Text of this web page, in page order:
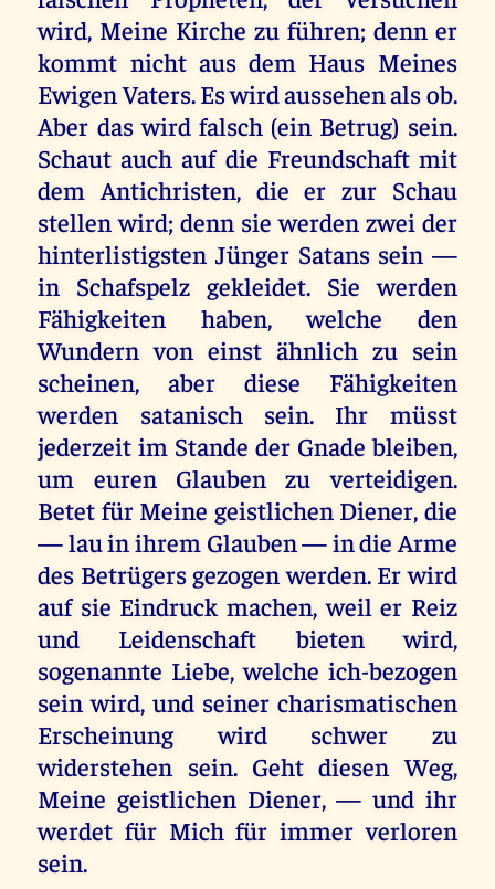
wird, Meine Kirche zu führen; denn er
kommt nicht aus dem Haus Meines
Ewigen Vaters. Es wird aussehen als ob.
Aber das wird falsch (ein Betrug) sein.
Schaut auch auf die Freundschaft mit
dem Antichristen, die er zur Schau
stellen wird; denn sie werden zwei der
hinterlistigsten Jünger Satans sein —
in Schafspelz gekleidet. Sie werden
Fähigkeiten haben, welche den
Wundern von einst ähnlich zu sein
scheinen, aber diese Fähigkeiten
werden satanisch sein. Ihr müsst
jederzeit im Stande der Gnade bleiben,
um euren Glauben zu verteidigen.
Betet für Meine geistlichen Diener, die
— lau in ihrem Glauben — in die Arme
des Betrügers gezogen werden. Er wird
auf sie Eindruck machen, weil er Reiz
und Leidenschaft bieten wird,
sogenannte Liebe, welche ich-bezogen
sein wird, und seiner charismatischen
Erscheinung wird schwer zu
widerstehen sein. Geht diesen Weg,
Meine geistlichen Diener, — und ihr
werdet für Mich für immer verloren
sein.